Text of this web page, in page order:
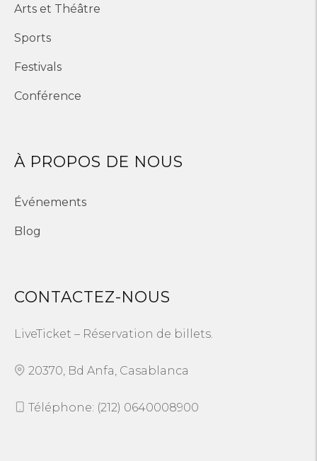
Arts et Théâtre
Sports
Festivals
Conférence
À PROPOS DE NOUS
Événements
Blog
CONTACTEZ-NOUS
LiveTicket – Réservation de billets.
20370, Bd Anfa, Casablanca
Téléphone: (212) 0640008900